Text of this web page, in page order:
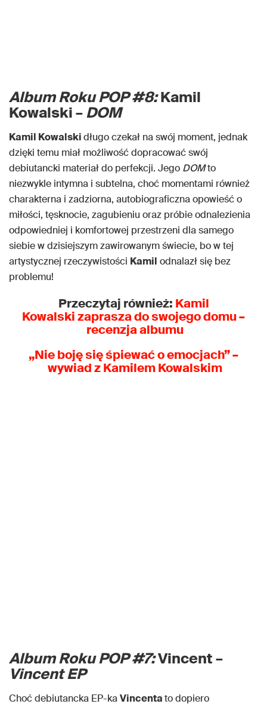
Album Roku POP #8:Kamil
Kowalski –DOM
Kamil Kowalskidługo czekał na swój moment, jednak
dzięki temu miał możliwość dopracować swój
debiutancki materiał do perfekcji. Jego DOMto
niezwykle intymna i subtelna, choć momentami również
charakterna i zadziorna, autobiograficzna opowieść o
miłości, tęsknocie, zagubieniu oraz próbie odnalezienia
odpowiedniej i komfortowej przestrzeni dla samego
siebie w dzisiejszym zawirowanym świecie, bo w tej
artystycznej rzeczywistości Kamil odnalazł się bez
problemu!
Przeczytaj również: Kamil
Kowalski zaprasza do swojego domu –
recenzja albumu
„Nie boję się śpiewać o emocjach” –
wywiad z Kamilem Kowalskim
Album Roku POP #7:Vincent –
Vincent EP
Choć debiutancka EP-kaVincentato dopiero